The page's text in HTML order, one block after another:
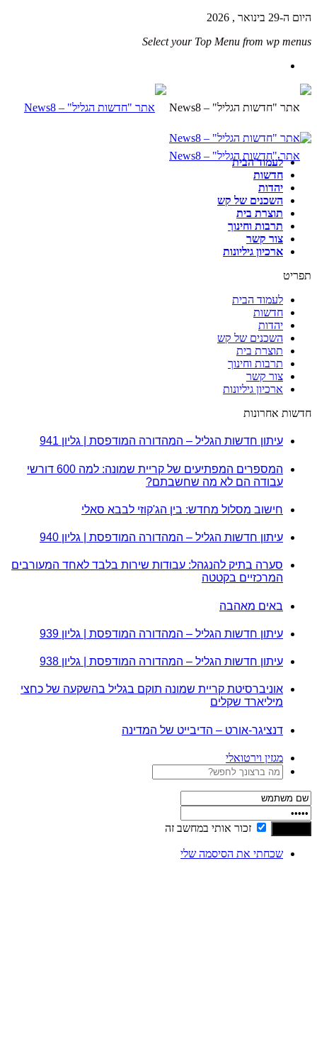
היום ה-29 בינואר , 2026
Select your Top Menu from wp menus
לעמוד הבית
חדשות
יהדות
השכנים של קש
תוצרת בית
תרבות וחינוך
צור קשר
ארכיון גיליונות
תפריט
לעמוד הבית
חדשות
יהדות
השכנים של קש
תוצרת בית
תרבות וחינוך
צור קשר
ארכיון גיליונות
חדשות אחרונות
עיתון חדשות הגליל – המהדורה המודפסת | גליון 941
המספרים המפתיעים של קריית שמונה: למה 600 דורשי
עבודה הם לא מה שחשבתם?
חישוב מסלול מחדש: בין הג'קוזי לבבא סאלי
עיתון חדשות הגליל – המהדורה המודפסת | גליון 940
סערה בתיק להנגהל: עבודות שירות בלבד לאחד המעורבים
המרכזיים בקטטה
באים מאהבה
עיתון חדשות הגליל – המהדורה המודפסת | גליון 939
עיתון חדשות הגליל – המהדורה המודפסת | גליון 938
אוניברסיטת קריית שמונה תוקם בגליל בהשקעה של כחצי
מיליארד שקלים
דנציגר-אורט – הדיבייט של המדינה
מגזין וירטואלי
זכור אותי במחשב זה
שכחתי את הסיסמה שלי